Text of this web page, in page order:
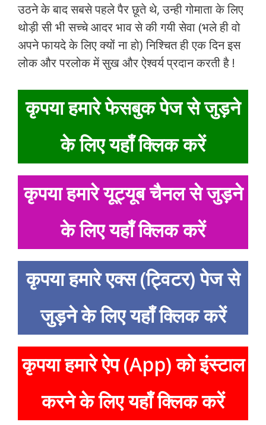
उठने के बाद सबसे पहले पैर छूते थे, उन्ही गोमाता के लिए
थोड़ी सी भी सच्चे आदर भाव से की गयी सेवा (भले ही वो
अपने फायदे के लिए क्यों ना हो) निश्चित ही एक दिन इस
लोक और परलोक में सुख और ऐश्वर्य प्रदान करती है !
कृपया हमारे फेसबुक पेज से जुड़ने
के लिए यहाँ क्लिक करें
कृपया हमारे यूट्यूब चैनल से जुड़ने
के लिए यहाँ क्लिक करें
कृपया हमारे एक्स (ट्विटर) पेज से
जुड़ने के लिए यहाँ क्लिक करें
कृपया हमारे ऐप (App) को इंस्टाल
करने के लिए यहाँ क्लिक करें